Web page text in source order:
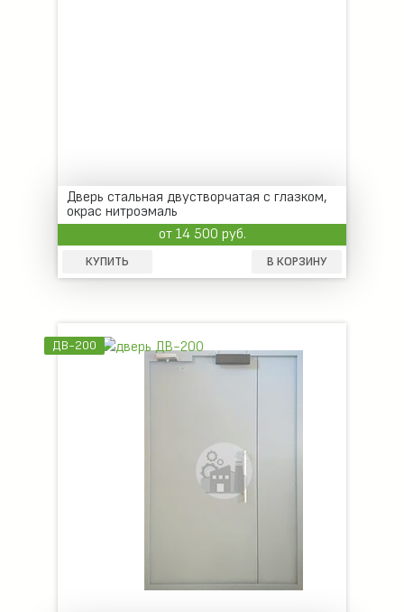
Дверь стальная двустворчатая с глазком,
окрас нитроэмаль
от 14 500 руб.
КУПИТЬ В КОРЗИНУ
ДВ-200